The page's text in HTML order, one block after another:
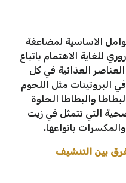
الاساسية لمضاعفة
للغاية الاهتمام باتباع
العذائية في كل
البروتينات مثل اللحوم
والبطاطا الحلوة
التي تتمثل في زيت
بانواعها.
بين التنشيف